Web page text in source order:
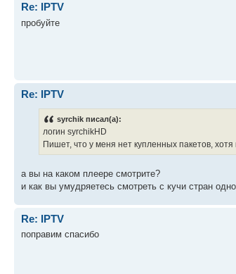
Re: IPTV
пробуйте
Re: IPTV
syrchik писал(а):
логин syrchikHD
Пишет, что у меня нет купленных пакетов,
а вы на каком плеере смотрите?
и как вы умудряетесь смотреть с кучи стран
Re: IPTV
поправим спасибо